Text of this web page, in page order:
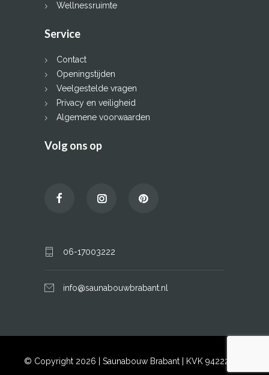
Wellnessruimte
Service
Contact
Openingstijden
Veelgestelde vragen
Privacy en veiligheid
Algemene voorwaarden
Volg ons op
06-17003222
info@saunabouwbrabant.nl
© Copyright 2026 | Saunabouw Brabant | KVK 94222908